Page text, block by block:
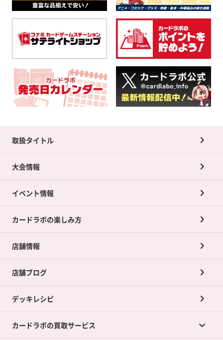
取扱タイトル
大会情報
イベント情報
カードラボの楽しみ方
店舗情報
店舗ブログ
デッキレシピ
カードラボの買取サービス